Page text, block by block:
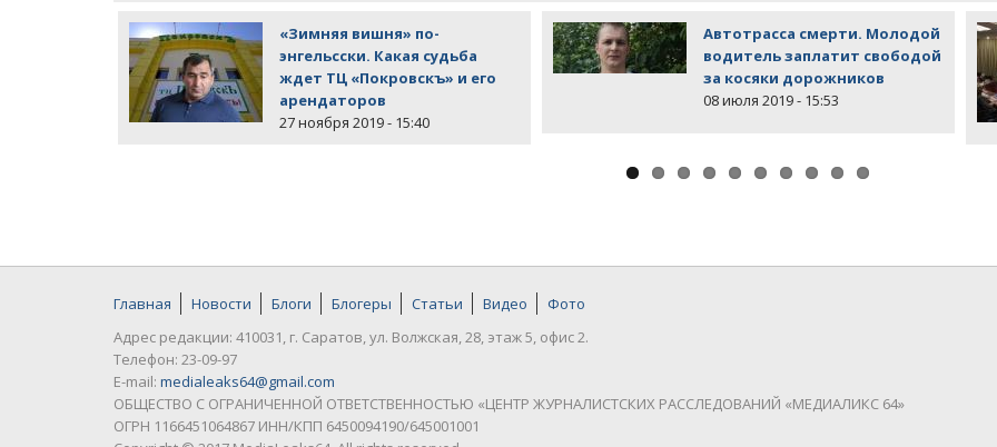
«Зимняя вишня» по-
энгельсски. Какая судьба
ждет ТЦ «Покровскъ» и его
арендаторов
27 ноября 2019 - 15:40
Автотрасса смерти. Молодой
водитель заплатит свободой
за косяки дорожников
08 июля 2019 - 15:53
Главная Новости Блоги Блогеры Статьи Видео
Фото
Адрес редакции: 410031, г. Саратов, ул. Волжская, 28, этаж 5, офис 2.
Телефон: 23-09-97
E-mail: medialeaks64@gmail.com
ОБЩЕСТВО С ОГРАНИЧЕННОЙ ОТВЕТСТВЕННОСТЬЮ «ЦЕНТР ЖУРНАЛИСТСКИХ РАССЛЕДОВАНИЙ «МЕДИАЛИКС 64»
ОГРН 1166451064867 ИНН/КПП 6450094190/645001001